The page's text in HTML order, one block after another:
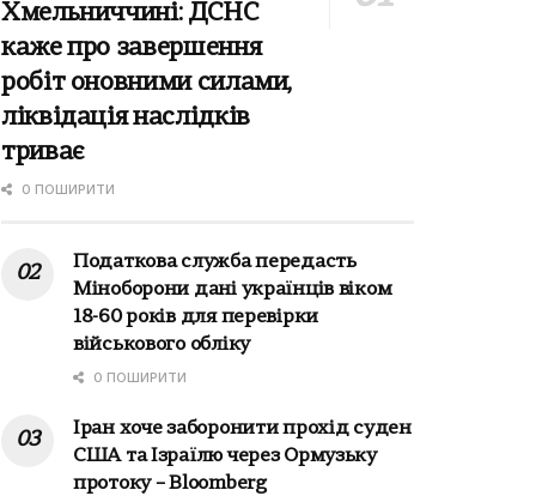
Хмельниччині: ДСНС
каже про завершення
робіт оновними силами,
ліквідація наслідків
триває
0 ПОШИРИТИ
Податкова служба передасть
Міноборони дані українців віком
18-60 років для перевірки
військового обліку
0 ПОШИРИТИ
Іран хоче заборонити прохід суден
США та Ізраїлю через Ормузьку
протоку – Bloomberg